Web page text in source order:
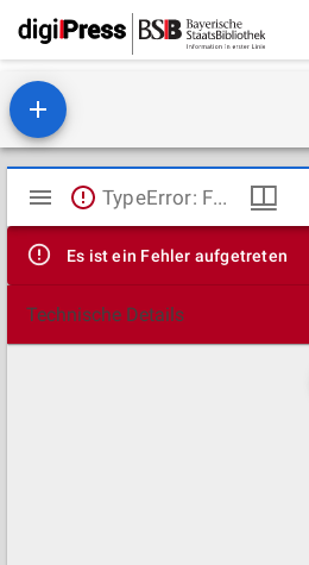
Mirador
Viewer
TypeError: Failed to fetch
Es ist ein Fehler aufgetreten
Technische Details